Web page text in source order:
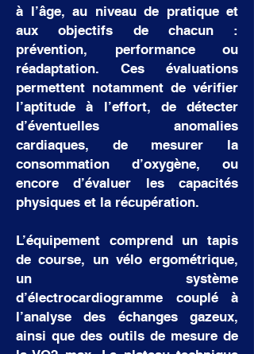
à l’âge, au niveau de pratique et
aux objectifs de chacun :
prévention, performance ou
réadaptation. Ces évaluations
permettent notamment de vérifier
l’aptitude à l’effort, de détecter
d’éventuelles anomalies
cardiaques, de mesurer la
consommation d’oxygène, ou
encore d’évaluer les capacités
physiques et la récupération.
L’équipement comprend un tapis
de course, un vélo ergométrique,
un système
d’électrocardiogramme couplé à
l’analyse des échanges gazeux,
ainsi que des outils de mesure de